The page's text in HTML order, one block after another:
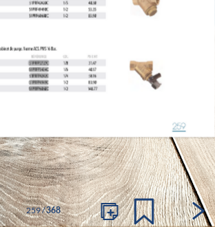
259/368